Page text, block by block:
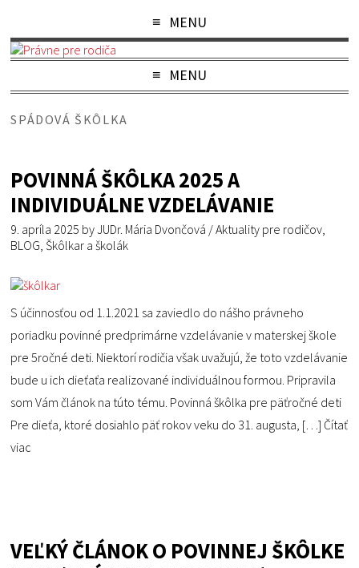
MENU
MENU
SPÁDOVÁ ŠKÔLKA
POVINNÁ ŠKÔLKA 2025 A
INDIVIDUÁLNE VZDELÁVANIE
9. apríla 2025 byJUDr. Mária Dvončová /Aktuality pre rodičov,
BLOG, Škôlkar a školák
S účinnosťou od 1.1.2021 sa zaviedlo do nášho právneho
poriadku povinné predprimárne vzdelávanie v materskej škole
pre 5ročné deti. Niektorí rodičia však uvažujú, že toto vzdelávanie
bude u ich dieťaťa realizované individuálnou formou. Pripravila
som Vám článok na túto tému. Povinná škôlka pre päťročné deti
Pre dieťa, ktoré dosiahlo päť rokov veku do 31. augusta, […]Čítať
viac
VEĽKÝ ČLÁNOK O POVINNEJ ŠKÔLKE